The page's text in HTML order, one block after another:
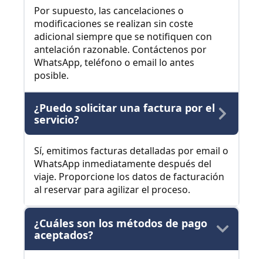
Por supuesto, las cancelaciones o
modificaciones se realizan sin coste
adicional siempre que se notifiquen con
antelación razonable. Contáctenos por
WhatsApp, teléfono o email lo antes
posible.
¿Puedo solicitar una factura por el
servicio?
Sí, emitimos facturas detalladas por email o
WhatsApp inmediatamente después del
viaje. Proporcione los datos de facturación
al reservar para agilizar el proceso.
¿Cuáles son los métodos de pago
aceptados?